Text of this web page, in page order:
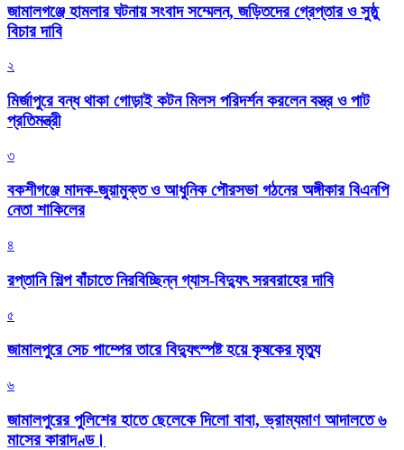
জামালগঞ্জে হামলার ঘটনায় সংবাদ সম্মেলন, জড়িতদের গ্রেপ্তার ও সুষ্ঠু
বিচার দাবি
২
মির্জাপুরে বন্ধ থাকা গোড়াই কটন মিলস পরিদর্শন করলেন বস্ত্র ও পাট
প্রতিমন্ত্রী
৩
বকশীগঞ্জে মাদক-জুয়ামুক্ত ও আধুনিক পৌরসভা গঠনের অঙ্গীকার বিএনপি
নেতা শাকিলের
৪
রপ্তানি শিল্প বাঁচাতে নিরবিচ্ছিন্ন গ্যাস-বিদ্যুৎ সরবরাহের দাবি
৫
জামালপুরে সেচ পাম্পের তারে বিদ্যুৎস্পষ্ট হয়ে কৃষকের মৃত্যু
৬
জামালপুরের পুলিশের হাতে ছেলেকে দিলো বাবা, ভ্রাম্যমাণ আদালতে ৬
মাসের কারাদণ্ড।